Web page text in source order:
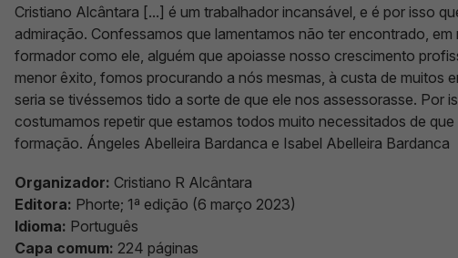
Cristiano Alcântara [...] é um trabalhador incansável, e é por isso
admiração. Confessamos que lamentamos não ter encontrado, em
formador como ele, alguém que apoiasse nosso crescimento
menor êxito, fomos procurando a nós mesmas, à custa de muitos
seria se tivéssemos tido a sorte de que ele nos assessorasse. Por
costumamos repetir que estamos todos muito necessitados de que
formação. Ángeles Abelleira Bardanca e Isabel Abelleira Bardanca
Organizador: Cristiano R Alcântara
Editora: Phorte; 1ª edição (6 março 2023)
Idioma: Português
Capa comum: 224 páginas